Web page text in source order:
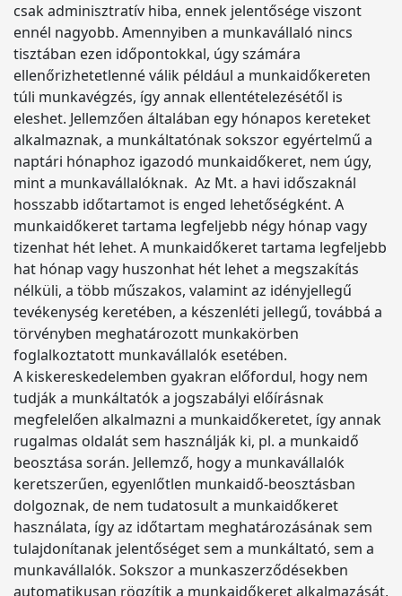
csak adminisztratív hiba, ennek jelentősége viszont
ennél nagyobb. Amennyiben a munkavállaló nincs
tisztában ezen időpontokkal, úgy számára
ellenőrizhetetlenné válik például a munkaidőkereten
túli munkavégzés, így annak ellentételezésétől is
eleshet. Jellemzően általában egy hónapos kereteket
alkalmaznak, a munkáltatónak sokszor egyértelmű a
naptári hónaphoz igazodó munkaidőkeret, nem úgy,
mint a munkavállalóknak. Az Mt. a havi időszaknál
hosszabb időtartamot is enged lehetőségként. A
munkaidőkeret tartama legfeljebb négy hónap vagy
tizenhat hét lehet. A munkaidőkeret tartama legfeljebb
hat hónap vagy huszonhat hét lehet a megszakítás
nélküli, a több műszakos, valamint az idényjellegű
tevékenység keretében, a készenléti jellegű, továbbá a
törvényben meghatározott munkakörben
foglalkoztatott munkavállalók esetében.
A kiskereskedelemben gyakran előfordul, hogy nem
tudják a munkáltatók a jogszabályi előírásnak
megfelelően alkalmazni a munkaidőkeretet, így annak
rugalmas oldalát sem használják ki, pl. a munkaidő
beosztása során. Jellemző, hogy a munkavállalók
keretszerűen, egyenlőtlen munkaidő-beosztásban
dolgoznak, de nem tudatosult a munkaidőkeret
használata, így az időtartam meghatározásának sem
tulajdonítanak jelentőséget sem a munkáltató, sem a
munkavállalók. Sokszor a munkaszerződésekben
automatikusan rögzítik a munkaidőkeret alkalmazását,